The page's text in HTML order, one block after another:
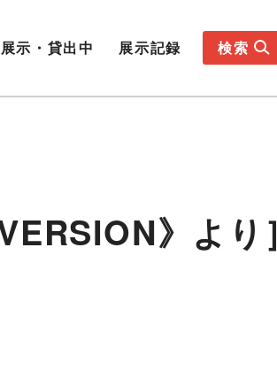
展示・貸出中 展示記録 検索
》より］